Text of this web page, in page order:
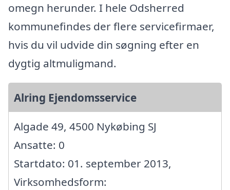
omegn herunder. I hele Odsherred
kommunefindes der flere servicefirmaer,
hvis du vil udvide din søgning efter en
dygtig altmuligmand.
Alring Ejendomsservice
Algade 49, 4500 Nykøbing SJ
Ansatte: 0
Startdato: 01. september 2013,
Virksomhedsform: